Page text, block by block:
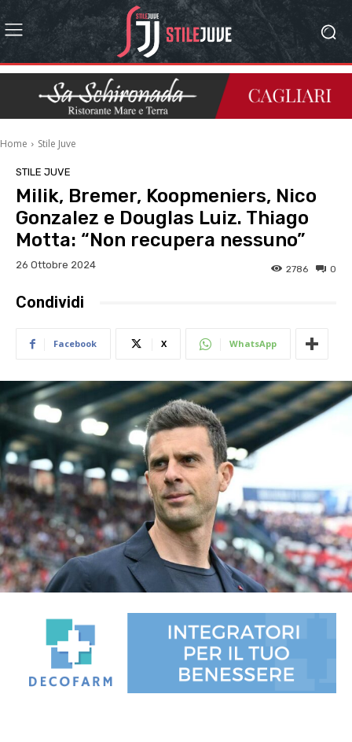
Home Stile Juve
STILE JUVE
Milik, Bremer, Koopmeniers, Nico
Gonzalez e Douglas Luiz. Thiago
Motta: “Non recupera nessuno”
26 Ottobre 2024 0
2786
Condividi
Facebook X WhatsApp